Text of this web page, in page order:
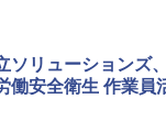
ソリューションズ
働安全衛生 作業